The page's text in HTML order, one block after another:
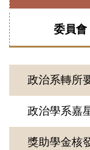
委員會
政治系轉所
政治學系嘉
獎助學金核